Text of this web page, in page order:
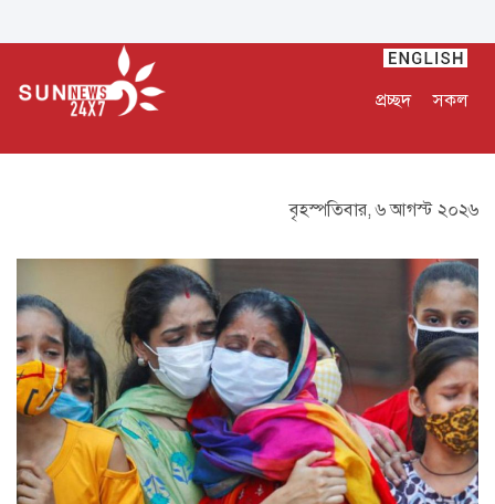
প্রচ্ছদ সকল
বৃহস্পতিবার, ৬ আগস্ট ২০২৬